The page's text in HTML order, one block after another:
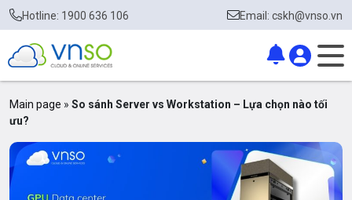
Hotline: 1900 636 106 Email: cskh@vnso.vn
Main page » So sánh Server vs Workstation – Lựa chọn nào tối
ưu?